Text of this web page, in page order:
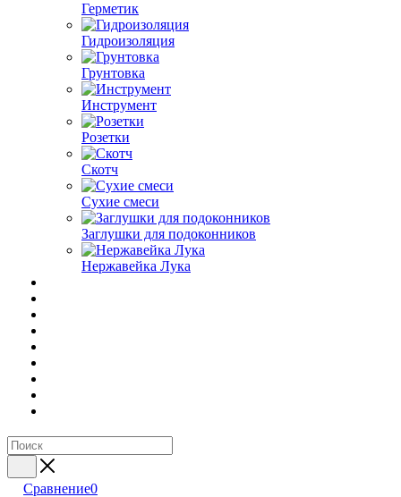
Герметик
Гидроизоляция
Грунтовка
Инструмент
Розетки
Скотч
Сухие смеси
Заглушки для подоконников
Нержавейка Лука
Сравнение0